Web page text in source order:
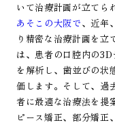
いて治療計画が立てら
あそこの大阪で、近年
り精密な治療計画を
は、患者の口腔内の
を解析し、歯並びの状
価します。そして、過
者に最適な治療法を提
ピース矯正、部分矯正